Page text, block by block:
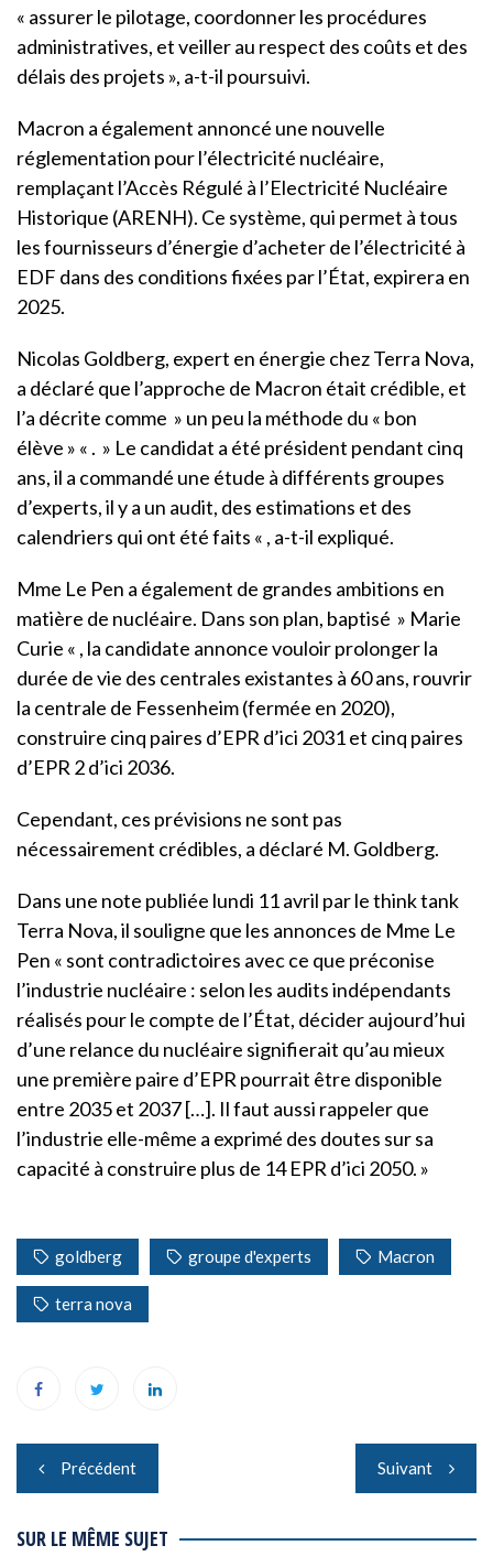
« assurer le pilotage, coordonner les procédures
administratives, et veiller au respect des coûts et des
délais des projets », a-t-il poursuivi.
Macron a également annoncé une nouvelle
réglementation pour l’électricité nucléaire,
remplaçant l’Accès Régulé à l’Electricité Nucléaire
Historique (ARENH). Ce système, qui permet à tous
les fournisseurs d’énergie d’acheter de l’électricité à
EDF dans des conditions fixées par l’État, expirera en
2025.
Nicolas Goldberg, expert en énergie chez Terra Nova,
a déclaré que l’approche de Macron était crédible, et
l’a décrite comme » un peu la méthode du « bon
élève » « . » Le candidat a été président pendant cinq
ans, il a commandé une étude à différents groupes
d’experts, il y a un audit, des estimations et des
calendriers qui ont été faits « , a-t-il expliqué.
Mme Le Pen a également de grandes ambitions en
matière de nucléaire. Dans son plan, baptisé » Marie
Curie « , la candidate annonce vouloir prolonger la
durée de vie des centrales existantes à 60 ans, rouvrir
la centrale de Fessenheim (fermée en 2020),
construire cinq paires d’EPR d’ici 2031 et cinq paires
d’EPR 2 d’ici 2036.
Cependant, ces prévisions ne sont pas
nécessairement crédibles, a déclaré M. Goldberg.
Dans une note publiée lundi 11 avril par le think tank
Terra Nova, il souligne que les annonces de Mme Le
Pen « sont contradictoires avec ce que préconise
l’industrie nucléaire : selon les audits indépendants
réalisés pour le compte de l’État, décider aujourd’hui
d’une relance du nucléaire signifierait qu’au mieux
une première paire d’EPR pourrait être disponible
entre 2035 et 2037 […]. Il faut aussi rappeler que
l’industrie elle-même a exprimé des doutes sur sa
capacité à construire plus de 14 EPR d’ici 2050. »
goldberg groupe d'experts Macron
terra nova
Navigation
de
l’article
Précédent Suivant
SUR LE MÊME SUJET